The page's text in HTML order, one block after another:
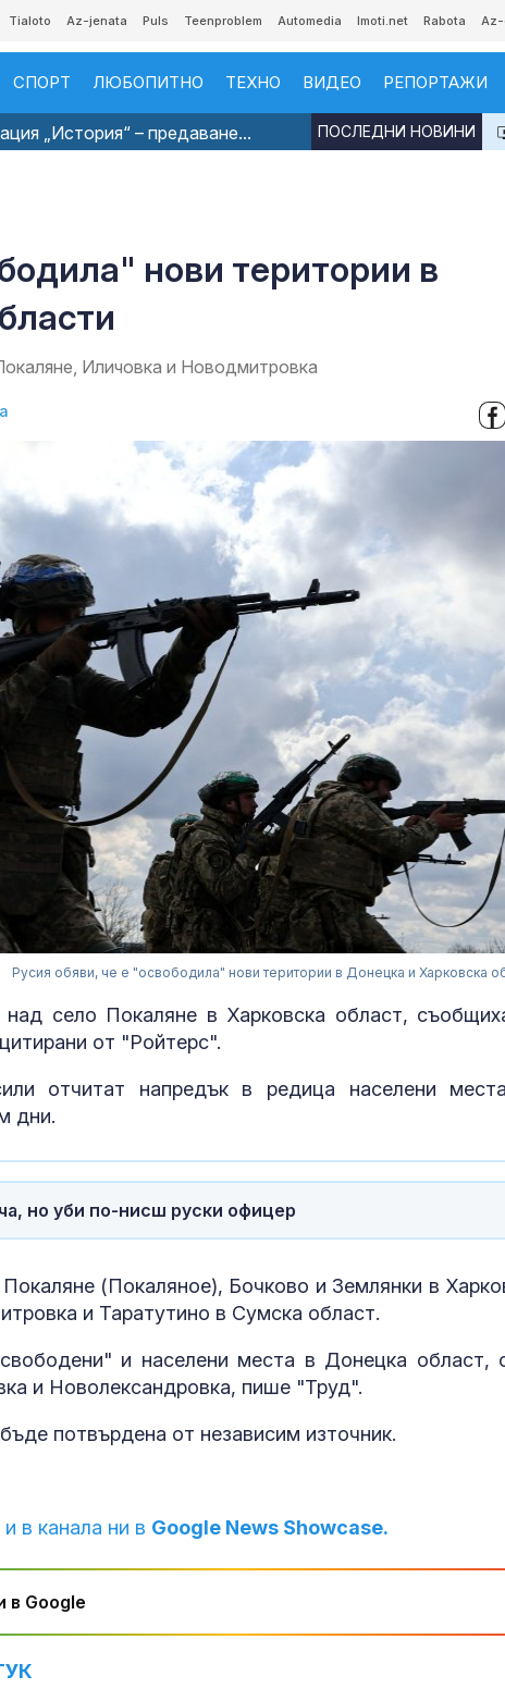
Tialoto Az-jenata Puls Teenproblem Automedia Imoti.net Rabota
СПОРТ ЛЮБОПИТНО ТЕХНО ВИДЕО РЕПОРТАЖИ
„История“ – предаване... ПОСЛЕДНИ НОВИНИ
нови територии в
Иличовка и Новодмитровка
Русия обяви, че е "освободила" нови територии в Донецка и Харковска
над село Покаляне в Харковска област,
от "Ройтерс".
отчитат напредък в редица населени
дни.
но уби по-нисш руски офицер
(Покаляное), Бочково и Землянки в
и Таратутино в Сумска област.
и населени места в Донецка област,
и Новолександровка, пише "Труд".
потвърдена от независим източник.
в канала ни в Google News Showcase.
в Google
срещу
Иран и